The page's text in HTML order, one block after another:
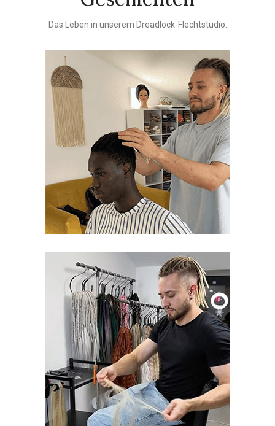
Das Leben in unserem Dreadlock-Flechtstudio.